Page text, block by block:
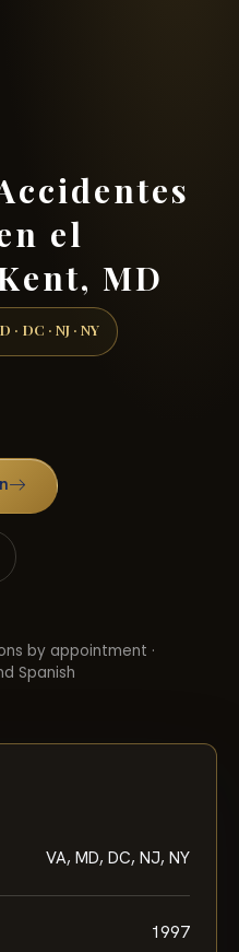
el
MD
· DC · NJ · NY
by appointment ·
Spanish
VA, MD, DC, NJ, NY
1997